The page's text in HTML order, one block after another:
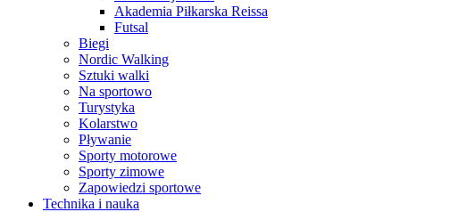
Akademia Piłkarska Reissa
Futsal
Biegi
Nordic Walking
Sztuki walki
Na sportowo
Turystyka
Kolarstwo
Pływanie
Sporty motorowe
Sporty zimowe
Zapowiedzi sportowe
Technika i nauka